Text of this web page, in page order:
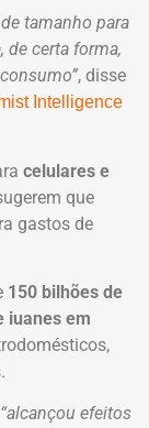
tamanho para
de certa forma,
, disse
Intelligence
celulares e
que
gastos de
150 bilhões de
iuanes em
“alcançou efeitos